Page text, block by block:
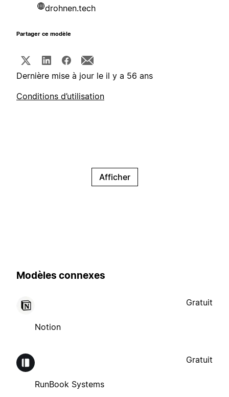
drohnen.tech
Partager ce modèle
Dernière mise à jour le il y a 56 ans
Conditions d’utilisation
Afficher
Modèles connexes
Notion
Gratuit
RunBook Systems
Gratuit